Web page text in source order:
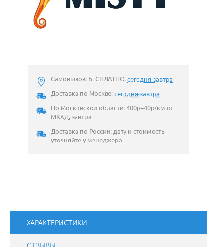
Самовывоз: БЕСПЛАТНО,сегодня-завтра
Доставка по Москве:сегодня-завтра
По Московской области: 400р+40р/км от
МКАД, завтра
Доставка по России: дату и стоимость
уточняйте у менеджера
ХАРАКТЕРИСТИКИ
ОТЗЫВЫ